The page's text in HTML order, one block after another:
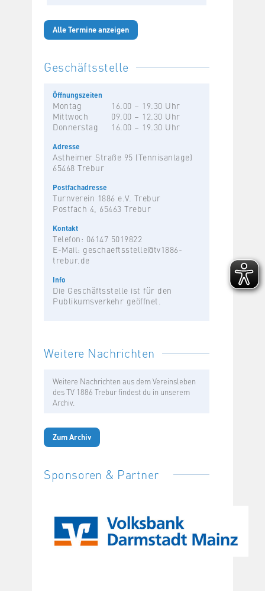
Alle Termine anzeigen
Geschäftsstelle
Öffnungszeiten
Montag
16.00 – 19.30 Uhr
Mittwoch
09.00 – 12.30 Uhr
Donnerstag
16.00 – 19.30 Uhr
Adresse
Astheimer Straße 95 (Tennisanlage)
65468 Trebur
Postfachadresse
Turnverein 1886 e.V. Trebur
Postfach 4, 65463 Trebur
Kontakt
Telefon: 06147 5019822
E-Mail: geschaeftsstelle@tv1886-
trebur.de
Info
Die Geschäftsstelle ist für den
Publikumsverkehr geöffnet.
Weitere Nachrichten
Weitere Nachrichten aus dem Vereinsleben
des TV 1886 Trebur findest du in unserem
Archiv.
Zum Archiv
Sponsoren & Partner